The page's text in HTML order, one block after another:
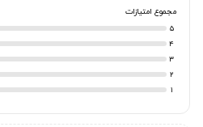
مجموع امتیازات
5
4
3
2
1